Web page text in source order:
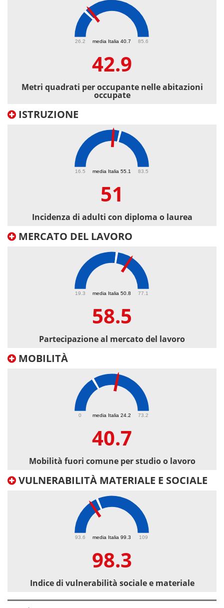
media Italia 40.7
26.2 85.6
42.9
Metri quadrati per occupante nelle abitazioni
occupate
ISTRUZIONE
media Italia 55.1
16.5 83.5
51
Incidenza di adulti con diploma o laurea
MERCATO DEL LAVORO
media Italia 50.8
19.3 77.1
58.5
Partecipazione al mercato del lavoro
MOBILITÀ
media Italia 24.2
0 73.2
40.7
Mobilità fuori comune per studio o lavoro
VULNERABILITÀ MATERIALE E SOCIALE
media Italia 99.3
93.6 109
98.3
Indice di vulnerabilità sociale e materiale